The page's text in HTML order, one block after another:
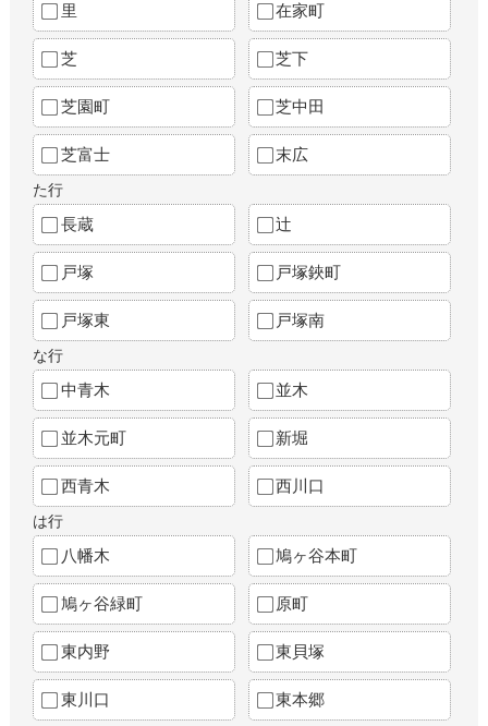
里 在家町
芝 芝下
芝園町 芝中田
芝富士 末広
た行
長蔵 辻
戸塚 戸塚鋏町
戸塚東 戸塚南
な行
中青木 並木
並木元町 新堀
西青木 西川口
は行
八幡木 鳩ヶ谷本町
鳩ヶ谷緑町 原町
東内野 東貝塚
東川口 東本郷